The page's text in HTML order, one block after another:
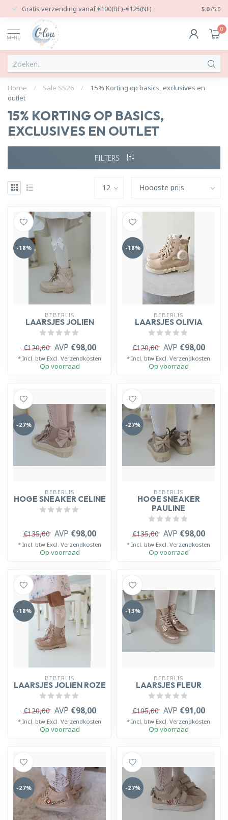
Gratis verzending vanaf €100(BE)-€125(NL) 24/7
5.0 /5.0
MENU
0
Home / Sale SS26 /
15% Korting op basics, exclusives en
outlet
15% KORTING OP BASICS,
EXCLUSIVES EN OUTLET
FILTERS
-18%
BEBERLIS
LAARSJES JOLIEN
€120,00 AVP €98,00
* Incl. btw Excl. Verzendkosten
Op voorraad
-18%
BEBERLIS
LAARSJES OLIVIA
€120,00 AVP €98,00
* Incl. btw Excl. Verzendkosten
Op voorraad
-27%
BEBERLIS
HOGE SNEAKER CELINE
€135,00 AVP €98,00
* Incl. btw Excl. Verzendkosten
Op voorraad
-27%
BEBERLIS
HOGE SNEAKER
PAULINE
€135,00 AVP €98,00
* Incl. btw Excl. Verzendkosten
Op voorraad
-18%
BEBERLIS
LAARSJES JOLIEN ROZE
€120,00 AVP €98,00
* Incl. btw Excl. Verzendkosten
Op voorraad
-13%
BEBERLIS
LAARSJES FLEUR
€105,00 AVP €91,00
* Incl. btw Excl. Verzendkosten
Op voorraad
-27% -27%